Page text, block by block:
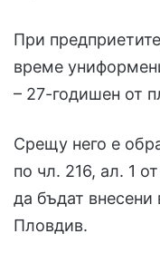
При
време
– 27-годишен от
Срещу него е
по чл. 216, ал. 1
да бъдат внесени
Пловдив.